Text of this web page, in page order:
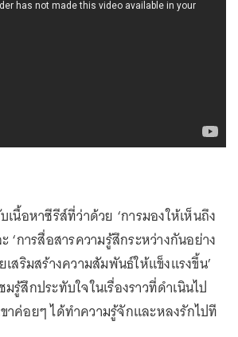
เนื้อหาซีรีส์ที่ว่าด้วย ‘การมองให้เห็นถึง
‘การสื่อสารความรู้สึกระหว่างกันอย่าง
สริมสร้างความสัมพันธ์ให้แข็งแรงขึ้น’
รู้สึกประทับใจในเรื่องราวที่ดำเนินไป
าค่อยๆ ได้ทำความรู้จักและหลงรักไปที